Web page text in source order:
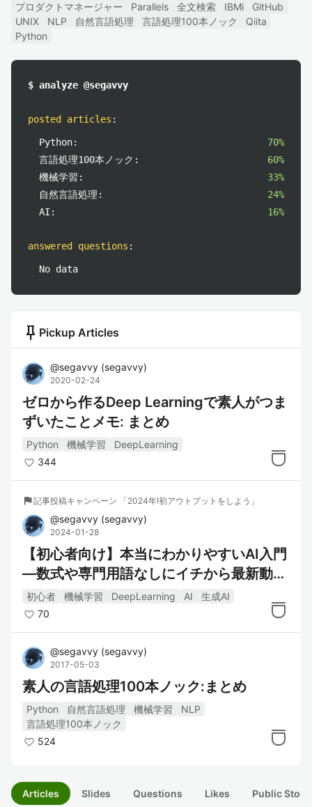
プロダクトマネージャー
Parallels 全文検索 IBMi
GitHub
UNIX
NLP 自然言語処理 言語処理100本ノック
Qiita
Python
$ analyze @segavvy
posted articles :
Python:
70%
言語処理100本ノック:
60%
機械学習:
33%
自然言語処理:
24%
AI:
16%
answered questions :
No data
push_pin Pickup Articles
@segavvy (segavvy)
2020-02-24
ゼロから作るDeep Learningで素人がつま
ずいたことメモ: まとめ
Python 機械学習
DeepLearning
344
flag記事投稿キャンペーン 「2024年!初アウトプットをしよう」
@segavvy (segavvy)
2024-01-28
【初心者向け】本当にわかりやすいAI入門
―数式や専門用語なしにイチから最新動向
まで解説！:第1章 AIはなぜ人間みたいなこ
とができるのか？
初心者 機械学習 DeepLearning AI
生成AI
70
@segavvy (segavvy)
2017-05-03
素人の言語処理100本ノック:まとめ
Python 自然言語処理 機械学習
NLP
言語処理100本ノック
524
Articles Slides Questions Likes Public